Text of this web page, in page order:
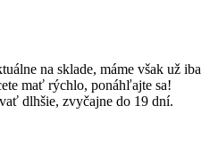
na sklade, máme však už iba
mať rýchlo, ponáhľajte sa!
dlhšie, zvyčajne do 19 dní.